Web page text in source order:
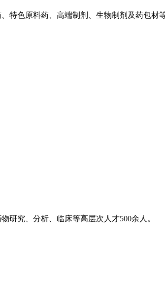
特色原料药、高端制剂、生物制剂及药包材
研究、分析、临床等高层次人才500余人。